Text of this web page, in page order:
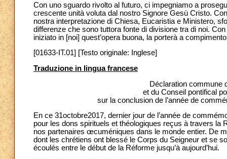
Con uno sguardo rivolto al futuro, ci impegniamo a
crescente unità voluta dal nostro Signore Gesù Cristo.
nostra interpretazione di Chiesa, Eucaristia e Ministero,
differenze che sono tuttora fonte di divisione tra di noi.
iniziato in [noi] quest’opera buona, la porterà a
[01633-IT.01] [Testo originale: Inglese]
Traduzione in lingua francese
Déclaration commune
et du Conseil pontifical
sur la conclusion de l’année de
En ce 31octobre2017, dernier jour de l’année de
pour les dons spirituels et théologiques reçus à travers
nos partenaires œcuméniques dans le monde entier. De
dont les chrétiens ont blessé le Corps du Seigneur et se
écoulés entre le début de la Réforme jusqu’à aujourd’hui.